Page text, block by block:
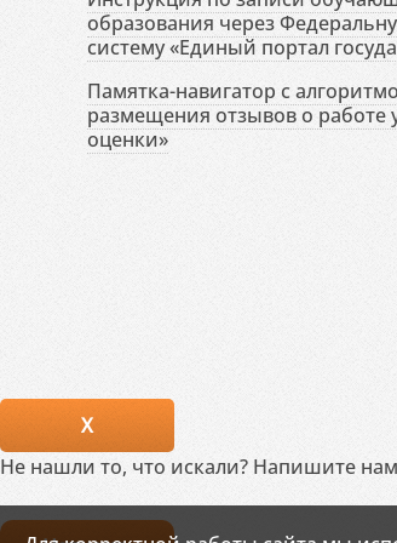
образования через
систему «Единый портал
Памятка-навигатор с
размещения отзывов о работе
оценки»
X
Не нашли то, что искали? Напишите